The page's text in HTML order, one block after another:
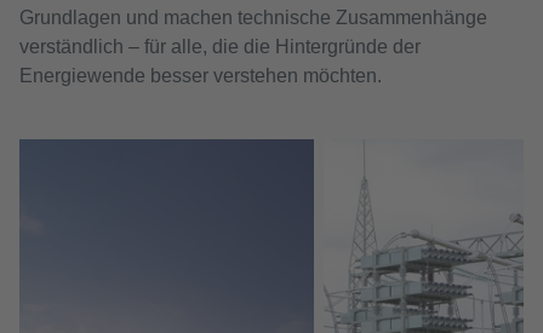
Grundlagen und machen technische Zusammenhänge
verständlich – für alle, die die Hintergründe der
Energiewende besser verstehen möchten.